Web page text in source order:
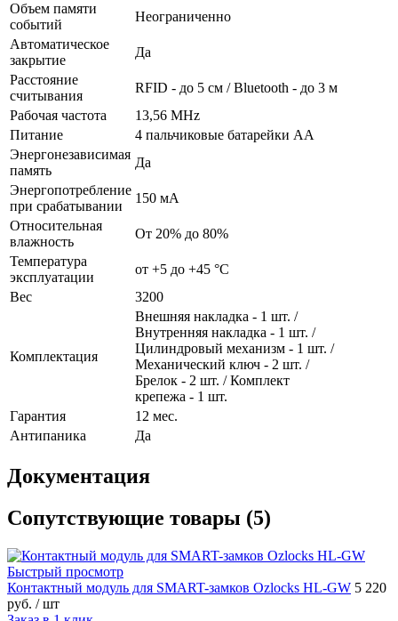
Объем памяти
событий
Неограниченно
Автоматическое
закрытие
Да
Расстояние
считывания
RFID - до 5 см / Bluetooth - до 3 м
Рабочая частота
13,56 MHz
Питание
4 пальчиковые батарейки AA
Энергонезависимая
память
Да
Энергопотребление
при срабатывании
150 мА
Относительная
влажность
От 20% до 80%
Температура
эксплуатации
от +5 до +45 °С
Вес
3200
Комплектация
Внешняя накладка - 1 шт. /
Внутренняя накладка - 1 шт. /
Цилиндровый механизм - 1 шт. /
Механический ключ - 2 шт. /
Брелок - 2 шт. / Комплект
крепежа - 1 шт.
Гарантия
12 мес.
Антипаника
Да
Документация
Сопутствующие товары (5)
Быстрый просмотр
Контактный модуль для SMART-замков Ozlocks HL-GW 5 220
руб. / шт